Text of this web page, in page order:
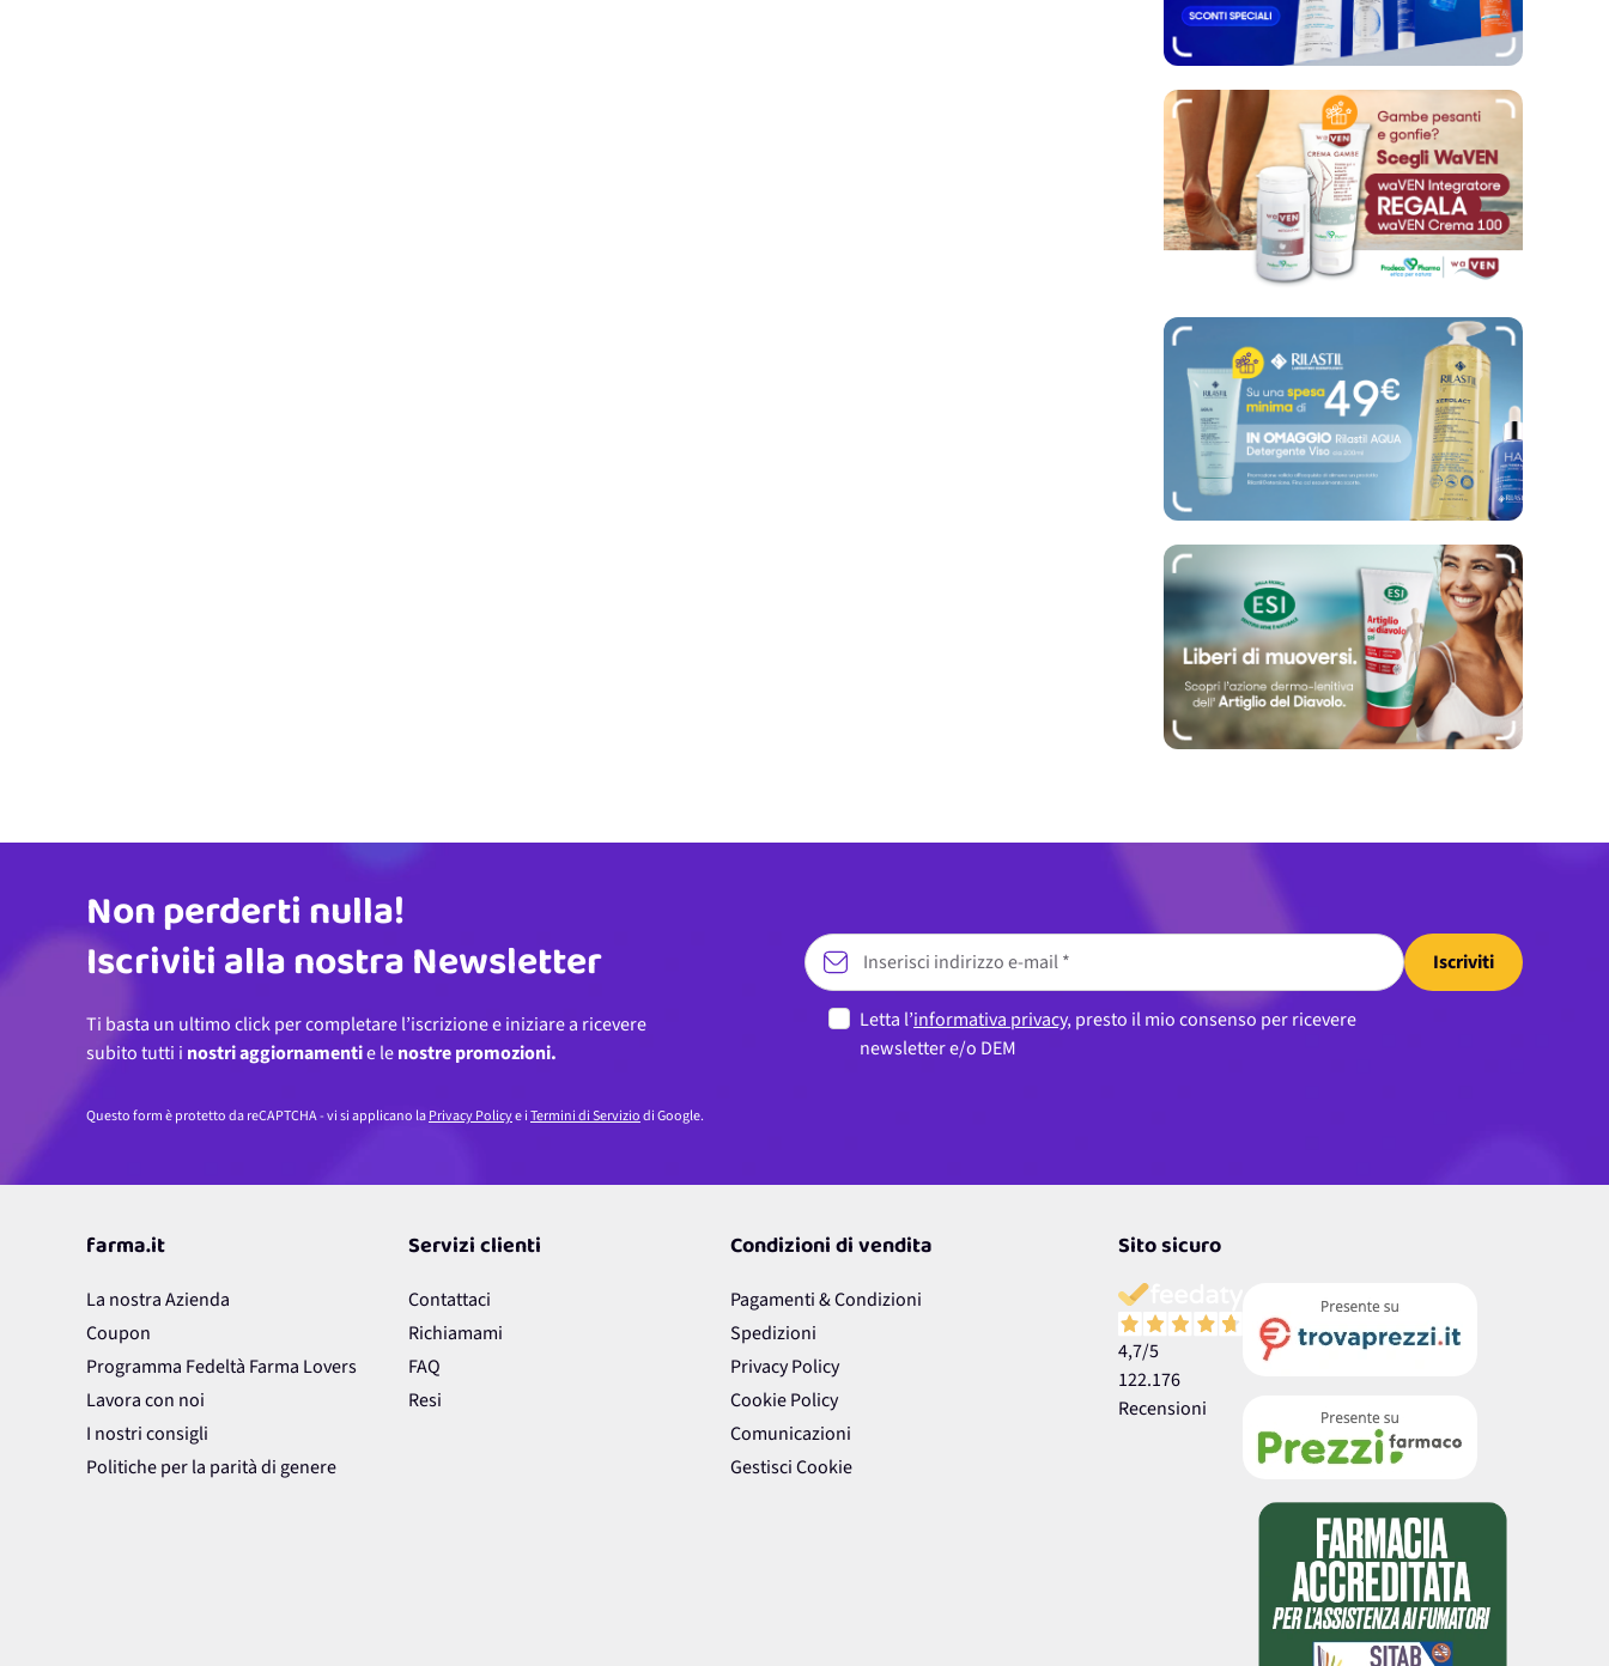
Indirizzo email
Non perderti nulla!
Iscriviti alla nostra Newsletter
Ti basta un ultimo click per completare l’iscrizione e iniziare a ricevere
subito tutti i nostri aggiornamentie lenostre promozioni.
Iscriviti
Letta l’informativa privacy, presto il mio consenso per ricevere
newsletter e/o DEM
Questo form è protetto da reCAPTCHA - vi si applicano laPrivacy Policye iTermini di Serviziodi Google.
farma.it
La nostra Azienda
Coupon
Programma Fedeltà Farma Lovers
Lavora con noi
I nostri consigli
Politiche per la parità di genere
Servizi clienti
Contattaci
Richiamami
FAQ
Resi
Condizioni di vendita
Pagamenti & Condizioni
Spedizioni
Privacy Policy
Cookie Policy
Comunicazioni
Gestisci Cookie
Sito sicuro
4,7/5
122.176
Recensioni